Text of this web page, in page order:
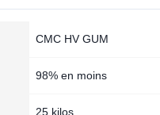
CMC HV GUM
98% en moins
25 kilos